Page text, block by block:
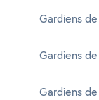
Gardiens
Gardiens
Gardiens